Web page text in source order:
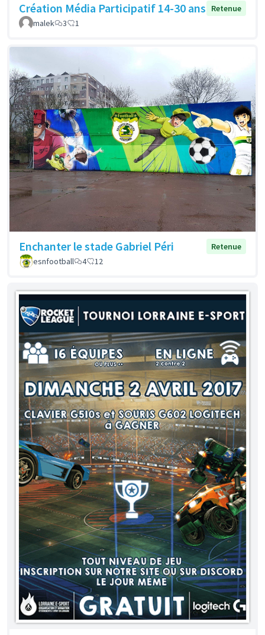
Création Média Participatif 14-30 ans
Retenue
malek
3 1
Enchanter le stade Gabriel Péri
Retenue
esnfootball
4 12